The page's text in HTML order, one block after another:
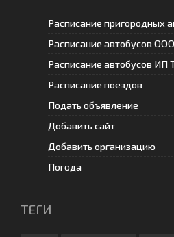
Расписание пригородных
Расписание автобусов
Расписание автобусов ИП
Расписание поездов
Подать объявление
Добавить сайт
Добавить организацию
Погода
ТЕГИ